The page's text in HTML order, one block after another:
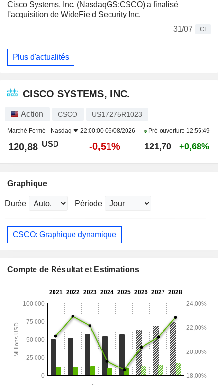
Cisco Systems, Inc. (NasdaqGS:CSCO) a finalisé
l'acquisition de WideField Security Inc.
31/07
CI
Plus d'actualités
CISCO SYSTEMS, INC.
Action CSCO US17275R1023
Marché Fermé - Nasdaq 22:00:00 06/08/2026 Pré-ouverture 12:55:49
120,88 USD -0,51% 121,70 +0,68%
Graphique
Durée Période
CSCO: Graphique dynamique
Compte de Résultat et Estimations